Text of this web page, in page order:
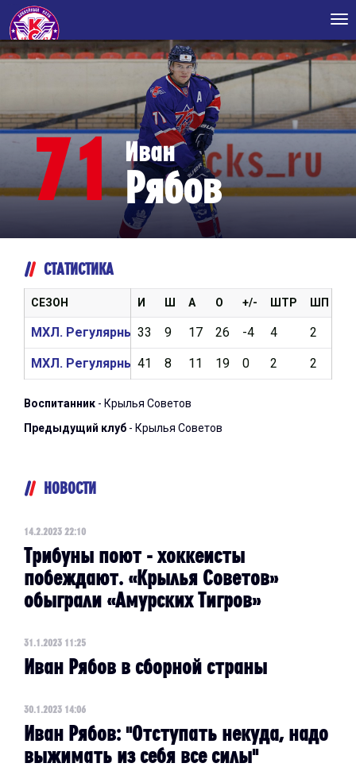
71 Иван
Рябов
СТАТИСТИКА
И Ш А О +/- ШТР ШП
33 9 17 26 -4 4 2
41 8 11 19 0 2 2
СЕЗОН
МХЛ. Регулярный чемпионат 2022/2023
МХЛ. Регулярный чемпионат 2021/2022
Воспитанник - Крылья Советов
Предыдущий клуб - Крылья Советов
НОВОСТИ
14.2.2023 22:10
Трибуны поют - хоккеисты
побеждают. «Крылья Советов»
обыграли «Амурских Тигров»
31.1.2023 11:25
Иван Рябов в сборной страны
30.1.2023 14:06
Иван Рябов: "Отступать некуда, надо
выжимать из себя все силы"